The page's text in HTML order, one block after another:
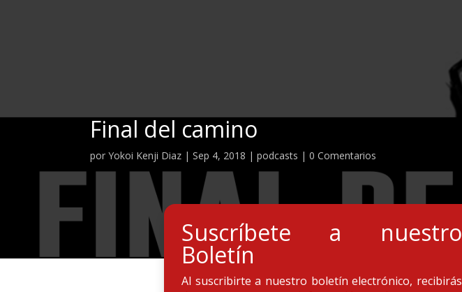
Final del camino
por Yokoi Kenji Diaz| Sep 4, 2018 | podcasts | 0 Comentarios
Suscríbete a nuestro
Boletín
Al suscribirte a nuestro boletín electrónico, recibirás